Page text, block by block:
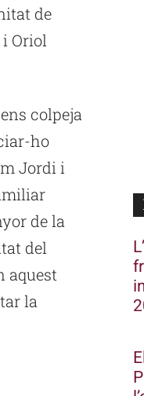
de
Oriol
colpeja
ho
Jordi i
de la
del
aquest
la